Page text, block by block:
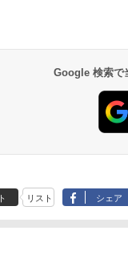
10,450円～
7,950円～Google 検索で
リスト シェア